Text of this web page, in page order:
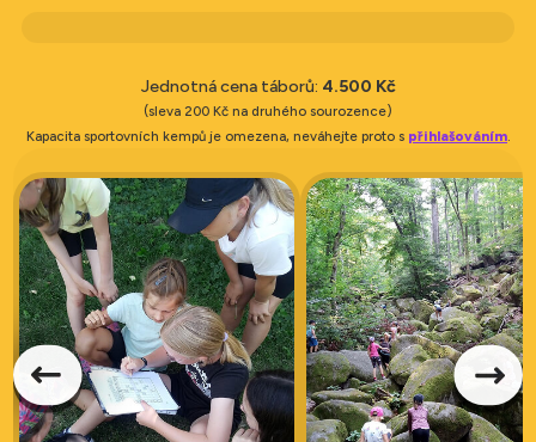
Jednotná cena táborů: 4.500 Kč
(sleva 200 Kč na druhého sourozence)
Kapacita sportovních kempů je omezena, neváhejte proto s přihlašováním.